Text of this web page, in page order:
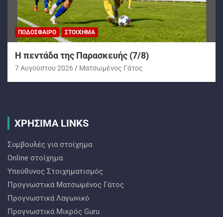
ΠΟΔΌΣΦΑΙΡΟ ΣΤΟΊΧΗΜΑ
H πεντάδα της Παρασκευής (7/8)
7 Αυγούστου 2026 Ματσωμένος Γάτος
ΧΡΗΣΙΜΑ LINKS
Συμβουλές για στοίχημα
Online στοίχημα
Υπεύθυνος Στοιχηματισμός
Προγνωστικά Ματσωμένος Γάτος
Προγνωστικά Λαγωνικό
Προγνωστικά Mικρός Guru